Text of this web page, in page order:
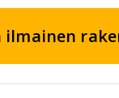
ilmainen